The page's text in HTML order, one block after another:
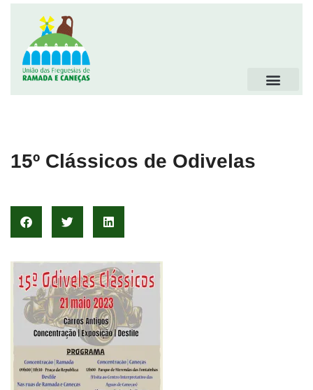
15º Clássicos de Odivelas